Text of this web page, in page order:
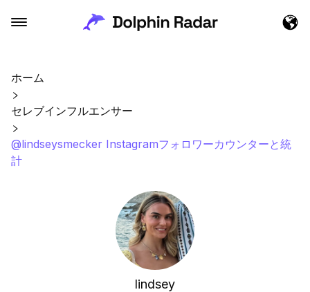
ホーム
セレブインフルエンサー
@lindseysmecker Instagramフォロワーカウンターと統
計
lindsey